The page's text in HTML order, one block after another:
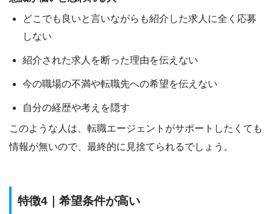
どこでも良いと言いながらも紹介した求人に全く応募
しない
紹介された求人を断った理由を伝えない
今の職場の不満や転職先への希望を伝えない
自分の経歴や考えを隠す
このような人は、転職エージェントがサポートしたくても
情報が無いので、最終的に見捨てられるでしょう。
特徴4｜希望条件が高い